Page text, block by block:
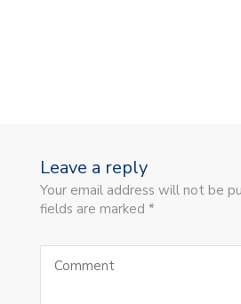
Leave a reply
Your email address will not be
fields are marked *